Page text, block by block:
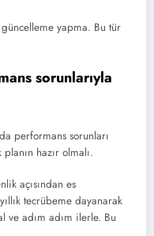
yapma. Bu tür
sorunlarıyla
performans sorunları
hazır olmalı.
açısından es
tecrübeme dayanarak
ve adım adım ilerle. Bu